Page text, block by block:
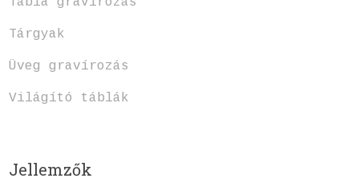
Tárgyak
Üveg gravírozás
Világító táblák
Jellemzők